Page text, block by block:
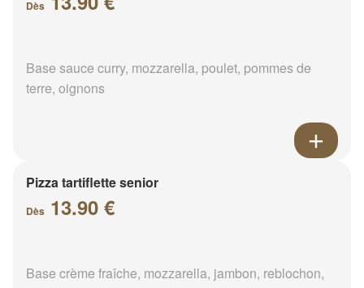
Dès
Base sauce curry, mozzarella, poulet, pommes de
terre, oignons
Pizza tartiflette senior
Dès 13.90 €
Base crème fraîche, mozzarella, jambon, reblochon,